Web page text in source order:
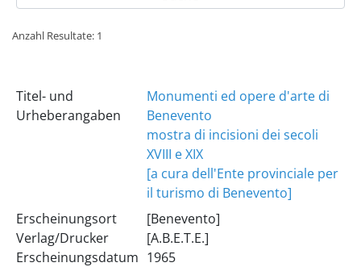
Anzahl Resultate: 1
Titel- und
Urheberangaben
Monumenti ed opere d'arte di
Benevento
mostra di incisioni dei secoli
XVIII e XIX
[a cura dell'Ente provinciale per
il turismo di Benevento]
Erscheinungsort
Verlag/Drucker
Erscheinungsdatum
[Benevento]
[A.B.E.T.E.]
1965